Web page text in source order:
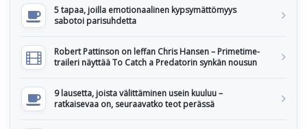
5 tapaa, joilla emotionaalinen kypsymättömyys
sabotoi parisuhdetta
Robert Pattinson on leffan Chris Hansen – Primetime-
traileri näyttää To Catch a Predatorin synkän nousun
9 lausetta, joista välittäminen usein kuuluu –
ratkaisevaa on, seuraavatko teot perässä